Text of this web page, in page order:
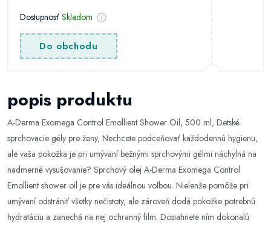
Dostupnosť Skladom
Do obchodu
popis produktu
A-Derma Exomega Control Emollient Shower Oil, 500 ml, Detské
sprchovacie gély pre ženy, Nechcete podceňovať každodennú hygienu,
ale vaša pokožka je pri umývaní bežnými sprchovými gélmi náchylná na
nadmerné vysušovanie? Sprchový olej A-Derma Exomega Control
Emollient shower oil je pre vás ideálnou voľbou. Nielenže pomôže pri
umývaní odstrániť všetky nečistoty, ale zároveň dodá pokožke potrebnú
hydratáciu a zanechá na nej ochranný film. Dosiahnete ním dokonalú